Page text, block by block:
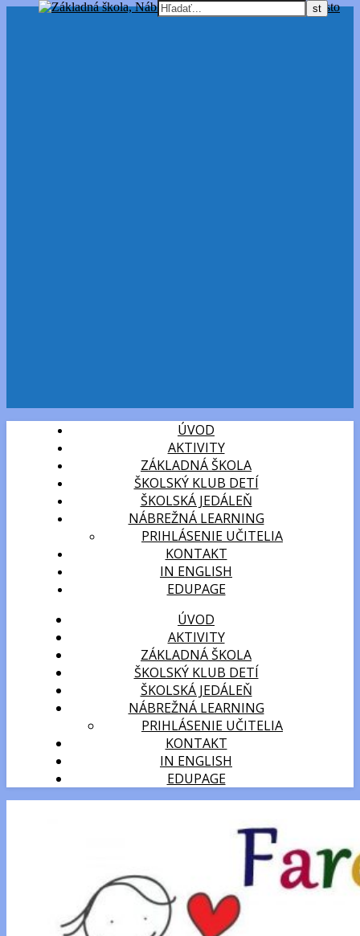
ÚVOD
AKTIVITY
ZÁKLADNÁ ŠKOLA
ŠKOLSKÝ KLUB DETÍ
ŠKOLSKÁ JEDÁLEŇ
NÁBREŽNÁ LEARNING
PRIHLÁSENIE UČITELIA
KONTAKT
IN ENGLISH
EDUPAGE
ÚVOD
AKTIVITY
ZÁKLADNÁ ŠKOLA
ŠKOLSKÝ KLUB DETÍ
ŠKOLSKÁ JEDÁLEŇ
NÁBREŽNÁ LEARNING
PRIHLÁSENIE UČITELIA
KONTAKT
IN ENGLISH
EDUPAGE